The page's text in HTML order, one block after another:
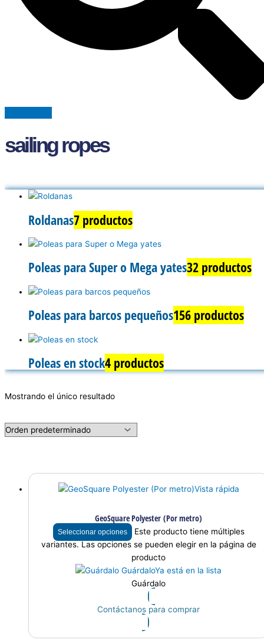
sailing ropes
Roldanas7 productos
Poleas para Super o Mega yates32 productos
Poleas para barcos pequeños156 productos
Poleas en stock4 productos
Mostrando el único resultado
Vista rápida
GeoSquare Polyester (Por metro)
Seleccionar opciones
Este producto tiene múltiples
variantes. Las opciones se pueden elegir en la página de
producto
GuárdaloYa está en la lista
Guárdalo
Contáctanos para comprar